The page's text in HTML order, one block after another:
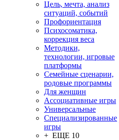
Цель, мечта, анализ
ситуаций, событий
Профориентация
Психосоматика,
коррекция веса
Методики,
технологии, игровые
платформы
Семейные сценарии,
родовые программы
Для женщин
Ассоциативные игры
Универсальные
Специализированные
игры
+ ЕЩЕ 10